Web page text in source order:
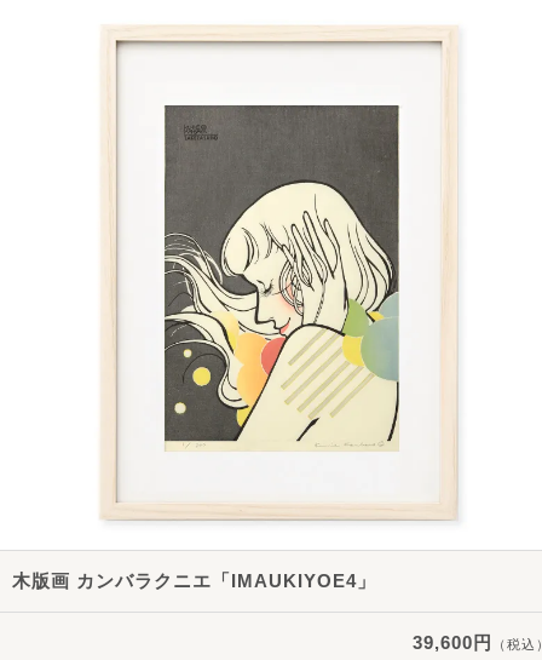
木版画 カンバラクニエ「IMAUKIYOE4」
39,600円 （税込